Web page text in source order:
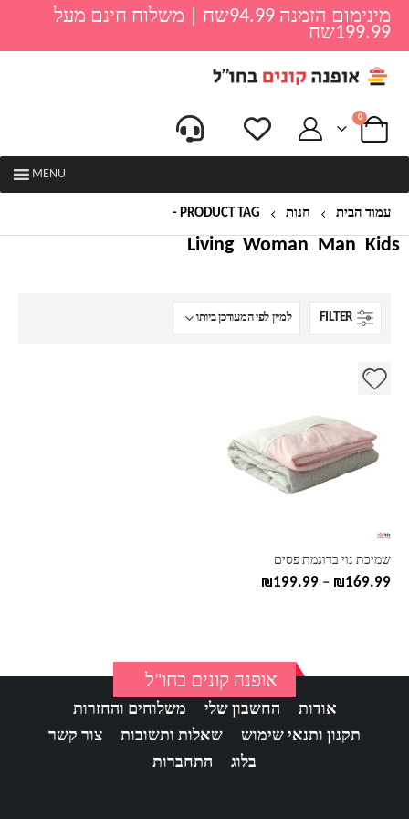
מינימום הזמנה 94.99שח | משלוח חינם מעל
199.99שח
0
MENU
עמוד הבית חנות PRODUCT TAG -
Kids
Man
Woman
Living
FILTER
שמיכת נוי בדוגמת פסים
₪169.99
–
₪199.99
למוצר
מספר
סוגים.
האפשרויות
המוצר
אופנה קונים בחו"ל
אודות החשבון שלי
משלוחים והחזרות
תקנון ותנאי שימוש
שאלות ותשובות
צור קשר
בלוג
התחברות